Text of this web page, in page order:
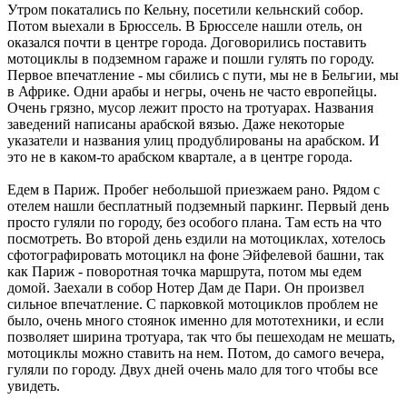
Утром покатались по Кельну, посетили кельнский собор.
Потом выехали в Брюссель. В Брюсселе нашли отель, он
оказался почти в центре города. Договорились поставить
мотоциклы в подземном гараже и пошли гулять по городу.
Первое впечатление - мы сбились с пути, мы не в Бельгии, мы
в Африке. Одни арабы и негры, очень не часто европейцы.
Очень грязно, мусор лежит просто на тротуарах. Названия
заведений написаны арабской вязью. Даже некоторые
указатели и названия улиц продублированы на арабском. И
это не в каком-то арабском квартале, а в центре города.
Едем в Париж. Пробег небольшой приезжаем рано. Рядом с
отелем нашли бесплатный подземный паркинг. Первый день
просто гуляли по городу, без особого плана. Там есть на что
посмотреть. Во второй день ездили на мотоциклах, хотелось
сфотографировать мотоцикл на фоне Эйфелевой башни, так
как Париж - поворотная точка маршрута, потом мы едем
домой. Заехали в собор Нотер Дам де Пари. Он произвел
сильное впечатление. С парковкой мотоциклов проблем не
было, очень много стоянок именно для мототехники, и если
позволяет ширина тротуара, так что бы пешеходам не мешать,
мотоциклы можно ставить на нем. Потом, до самого вечера,
гуляли по городу. Двух дней очень мало для того чтобы все
увидеть.